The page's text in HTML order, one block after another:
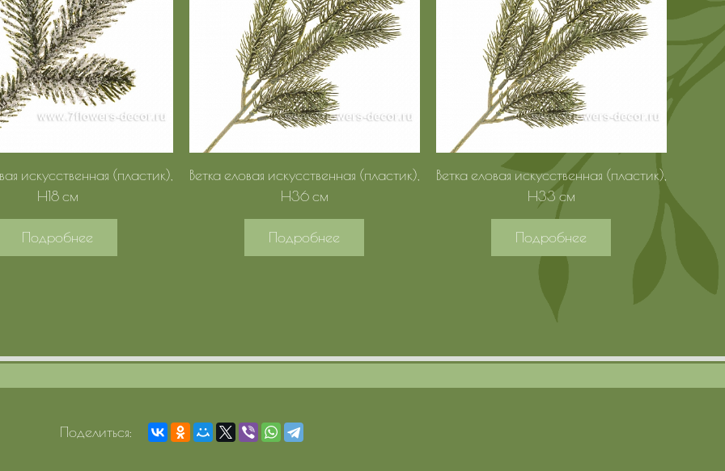
искусственная (пластик),
H18 см
Подробнее
Ветка еловая искусственная (пластик),
H36 см
Подробнее
Ветка еловая искусственная (пластик),
H33 см
Подробнее
Поделиться: